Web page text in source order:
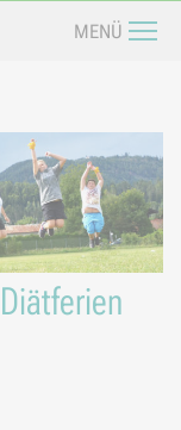
MENÜ